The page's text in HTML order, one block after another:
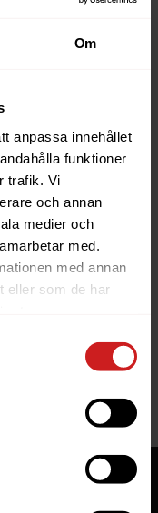
Om
anpassa innehållet
funktioner
trafik. Vi
och annan
medier och
med.
med annan
eller som de har
så har
är spärrad.
trying to
please
read